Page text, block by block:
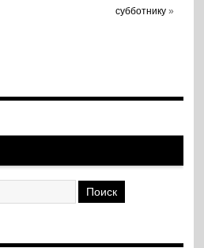
субботнику »